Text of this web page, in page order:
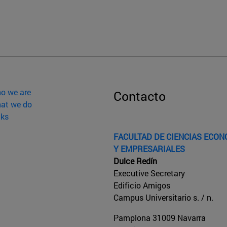
we are
we do
Contacto
FACULTAD DE CIENCIAS
Y EMPRESARIALES
Dulce Redín
Executive Secretary
Edificio Amigos
Campus Universitario s. / n.
Pamplona 31009 Navarra